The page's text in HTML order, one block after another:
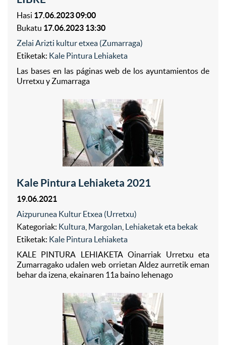
Hasi 17.06.2023 09:00
Bukatu 17.06.2023 13:30
Zelai Arizti kultur etxea (Zumarraga)
Etiketak: Kale Pintura Lehiaketa
Las bases en las páginas web de los ayuntamientos de
Urretxu y Zumarraga
Kale Pintura Lehiaketa 2021
19.06.2021
Aizpurunea Kultur Etxea (Urretxu)
Kategoriak: Kultura Margolan Lehiaketak eta bekak
Etiketak: Kale Pintura Lehiaketa
KALE PINTURA LEHIAKETA Oinarriak Urretxu eta
Zumarragako udalen web orrietan Aldez aurretik eman
behar da izena, ekainaren 11a baino lehenago